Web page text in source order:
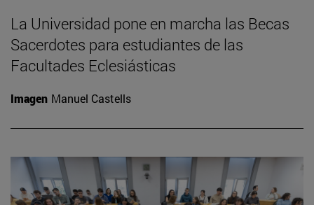
La Universidad pone en marcha las Becas
Sacerdotes para estudiantes de las
Facultades Eclesiásticas
Imagen Manuel Castells